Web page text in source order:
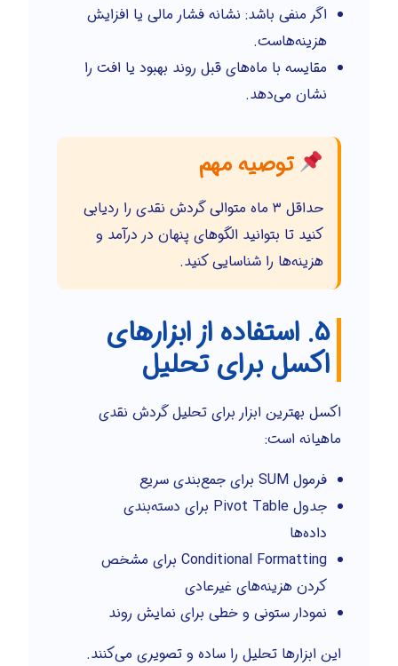
اگر منفی باشد: نشانه فشار مالی یا افزایش
هزینه‌هاست.
مقایسه با ماه‌های قبل روند بهبود یا افت را
نشان می‌دهد.
توصیه مهم
حداقل ۳ ماه متوالی گردش نقدی را ردیابی
کنید تا بتوانید الگوهای پنهان در درآمد و
هزینه‌ها را شناسایی کنید.
۵. استفاده از ابزارهای
اکسل برای تحلیل
اکسل بهترین ابزار برای تحلیل گردش نقدی
ماهیانه است:
فرمول SUM برای جمع‌بندی سریع
جدول Pivot Table برای دسته‌بندی
داده‌ها
Conditional Formatting برای مشخص
کردن هزینه‌های غیرعادی
نمودار ستونی و خطی برای نمایش روند
این ابزارها تحلیل را ساده و تصویری می‌کنند.